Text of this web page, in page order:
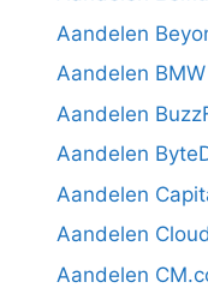
Aandelen
Aandelen
Aandelen
Aandelen
Aandelen
Aandelen
Aandelen